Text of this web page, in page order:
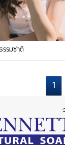
รมชาติ
1